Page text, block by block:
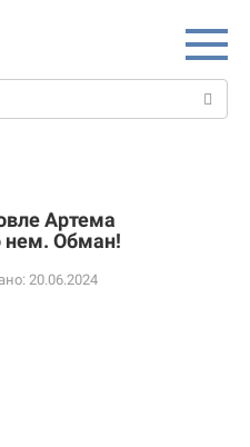
Артема
нем. Обман!
20.06.2024